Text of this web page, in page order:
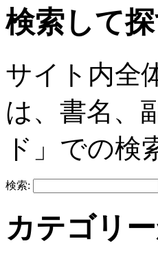
検索して
サイト内全
は、書名、
ド」での検
検索:
カテゴリ